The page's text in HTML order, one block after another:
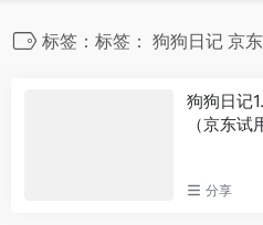
标签：标签： 狗狗日记 京
狗狗日记
（京东试
分享